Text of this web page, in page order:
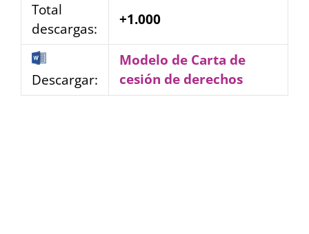
Total
descargas:
+1.000
Descargar:
Modelo de Carta de
cesión de derechos